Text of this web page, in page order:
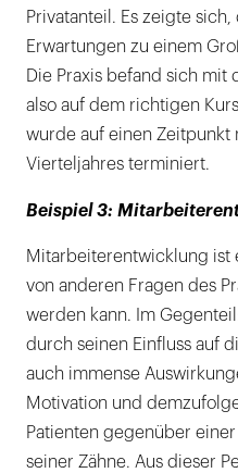
Privatanteil. Es zeigte
Erwartungen zu einem
Die Praxis befand sich
also auf dem richtigen
wurde auf einen Zeitpunkt
Vierteljahres terminiert.
Beispiel 3:
Mitarbeiterentwicklung ist
von anderen Fragen des
werden kann. Im
durch seinen Einfluss auf
auch immense
Motivation und
Patienten gegenüber
seiner Zähne. Aus dieser